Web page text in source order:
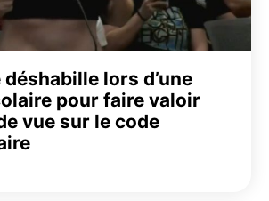
déshabille lors d’une
pour faire valoir
vue sur le code